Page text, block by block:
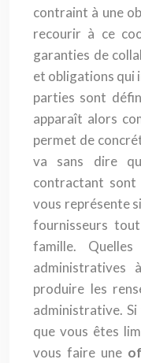
contraint à une
recourir à ce
garanties de
et obligations qui
parties sont
apparaît alors
permet de
va sans dire
contractant sont
vous représente
fournisseurs
famille.
administratives
produire les
administrative.
que vous êtes
vous faire une